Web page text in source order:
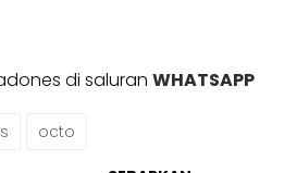
di saluranWHATSAPP
octo